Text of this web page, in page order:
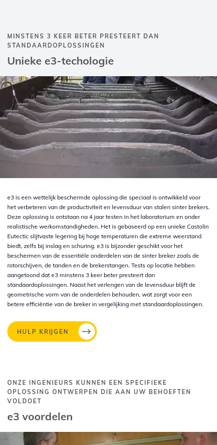
MINSTENS 3 KEER BETER PRESTEERT DAN
STANDAARDOPLOSSINGEN
Unieke e3-techologie
e3 is een wettelijk beschermde oplossing die speciaal is ontwikkeld voor
het verbeteren van de productiviteit en levensduur van stalen sinter brekers.
Deze oplossing is ontstaan na 4 jaar testen in het laboratorium en onder
realistische werkomstandigheden. Het is gebaseerd op een unieke Castolin
Eutectic slijtvaste legering bij hoge temperaturen die extreme weerstand
biedt, zelfs bij inslag en schuring. e3 is bijzonder geschikt voor het
beschermen van de essentiële onderdelen van de sinter breker zoals de
rotorschijven, de tanden en de brekerstangen. Tests op locatie hebben
aangetoond dat e3 minstens 3 keer beter presteert dan
standaardoplossingen. Naast het verlengen van de levensduur blijft de
geometrische vorm van de onderdelen behouden, wat zorgt voor een
betere efficiëntie van de breker in vergelijking met standaardoplossingen.
HULP KRIJGEN
ONZE INGENIEURS KUNNEN EEN SPECIFIEKE
OPLOSSING ONTWERPEN DIE AAN UW BEHOEFTEN
VOLDOET
e3 voordelen